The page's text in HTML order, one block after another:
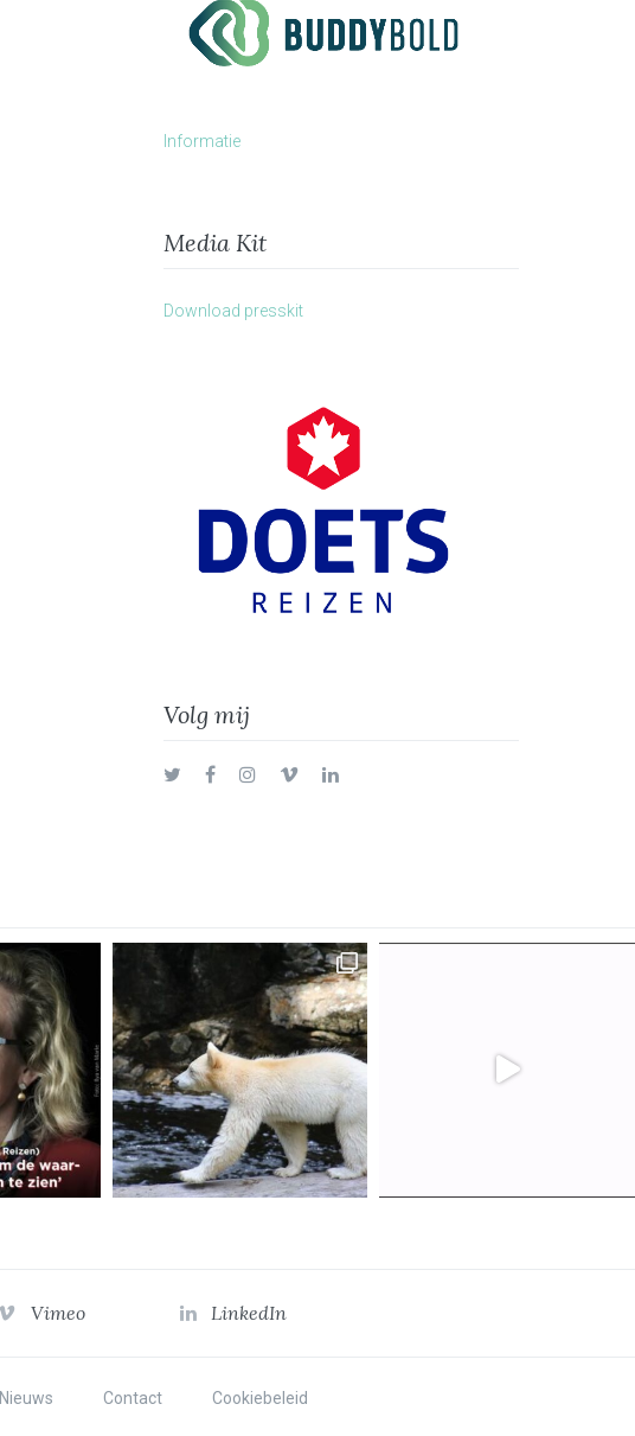
Informatie
Media Kit
Download presskit
Volg mij
TwitterFacebookInstagram
VimeoLinkedIn
Vimeo LinkedIn
Nieuws Contact Cookiebeleid